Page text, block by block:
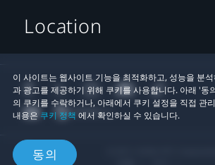
이 사이트는 웹사이트 기능을 최적화하고, 성능을 분
과 광고를 제공하기 위해 쿠키를 사용합니다. 아래 '동
의 쿠키를 수락하거나, 아래에서 쿠키 설정을 직접 관
내용은 쿠키 정책 에서 확인하실 수 있습니다.
동의
Location